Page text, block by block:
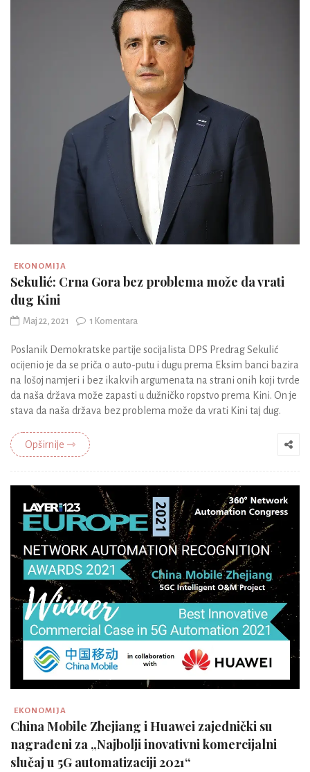
EKONOMIJA
Sekulić: Crna Gora bez problema može da vrati
dug Kini
Maj 22, 2021 1 Komentara
Poslanik Demokratske partije socijalista DPS Predrag Sekulić
ocijenio je da se priča o auto-putu i dugu prema Eksim banci bazira
na lošoj namjeri i bez ikakvih argumenata na strani onih koji tvrde
da naša država može zapasti u dužničko ropstvo prema Kini. On je
stava da naša država bez problema može da vrati Kini taj dug.
Opširnije ⇾
EKONOMIJA
China Mobile Zhejiang i Huawei zajednički su
nagrađeni za „Najbolji inovativni komercijalni
slučaj u 5G automatizaciji 2021“